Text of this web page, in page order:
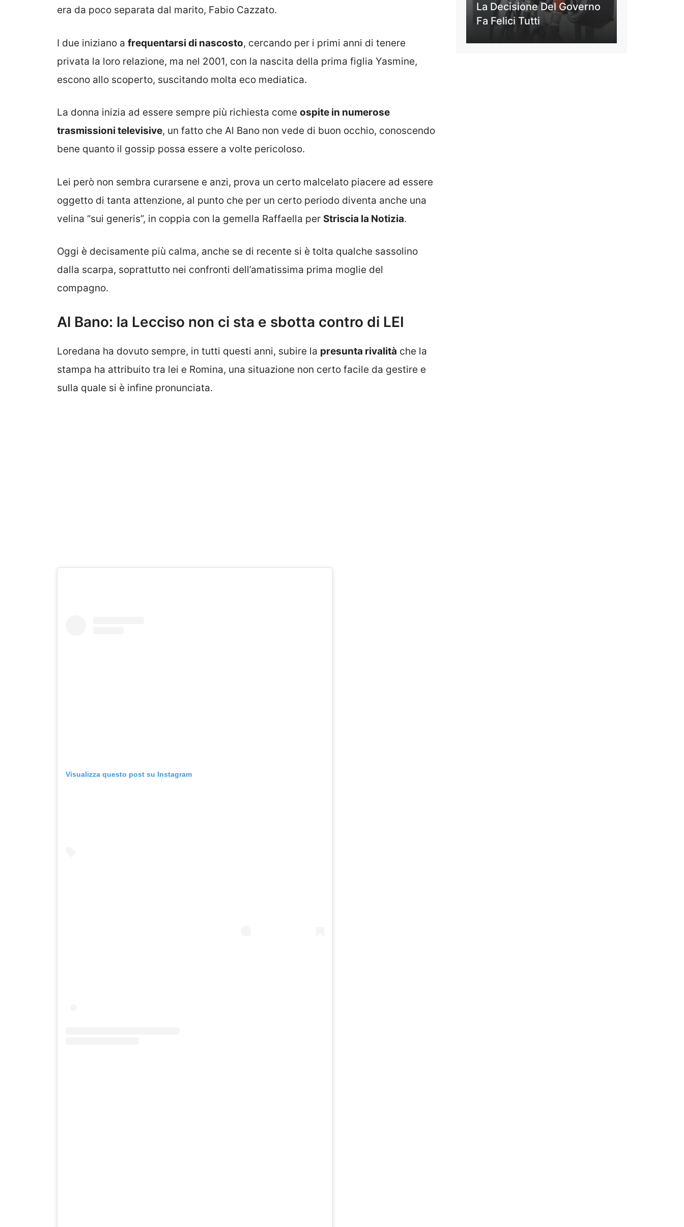
era da poco separata dal marito, Fabio Cazzato.
I due iniziano a frequentarsi di nascosto, cercando per i primi anni di tenere
privata la loro relazione, ma nel 2001, con la nascita della prima figlia Yasmine,
escono allo scoperto, suscitando molta eco mediatica.
La donna inizia ad essere sempre più richiesta come ospite in numerose
trasmissioni televisive, un fatto che Al Bano non vede di buon occhio, conoscendo
bene quanto il gossip possa essere a volte pericoloso.
Lei però non sembra curarsene e anzi, prova un certo malcelato piacere ad essere
oggetto di tanta attenzione, al punto che per un certo periodo diventa anche una
velina “sui generis”, in coppia con la gemella Raffaella per Striscia la Notizia.
Oggi è decisamente più calma, anche se di recente si è tolta qualche sassolino
dalla scarpa, soprattutto nei confronti dell’amatissima prima moglie del
compagno.
Al Bano: la Lecciso non ci sta e sbotta contro di LEI
Loredana ha dovuto sempre, in tutti questi anni, subire la presunta rivalità che la
stampa ha attribuito tra lei e Romina, una situazione non certo facile da gestire e
sulla quale si è infine pronunciata.
Visualizza questo post su Instagram
La Decisione Del Governo
Fa Felici Tutti